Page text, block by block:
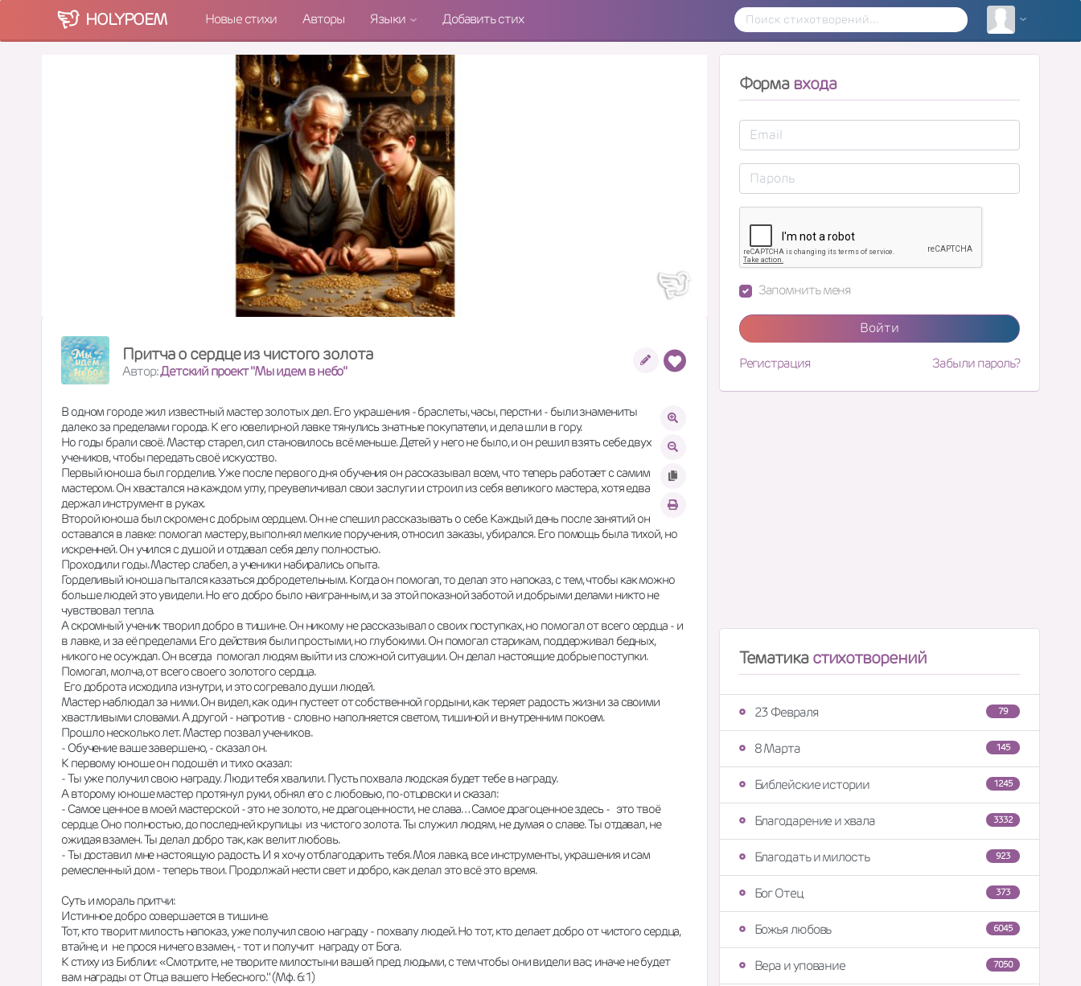
HOLYPOEM Новые стихи Авторы Языки Добавить стих
Притча о сердце из чистого золота
Автор:Детский проект "Мы идем в небо"
В одном городе жил известный мастер золотых дел. Его украшения - браслеты, часы, перстни - были знамениты
далеко за пределами города. К его ювелирной лавке тянулись знатные покупатели, и дела шли в гору.
Но годы брали своё. Мастер старел, сил становилось всё меньше. Детей у него не было, и он решил взять себе двух
учеников, чтобы передать своё искусство.
Первый юноша был горделив. Уже после первого дня обучения он рассказывал всем, что теперь работает с самим
мастером. Он хвастался на каждом углу, преувеличивал свои заслуги и строил из себя великого мастера, хотя едва
держал инструмент в руках.
Второй юноша был скромен с добрым сердцем. Он не спешил рассказывать о себе. Каждый день после занятий он
оставался в лавке: помогал мастеру, выполнял мелкие поручения, относил заказы, убирался. Его помощь была тихой, но
искренней. Он учился с душой и отдавал себя делу полностью.
Проходили годы. Мастер слабел, а ученики набирались опыта.
Горделивый юноша пытался казаться добродетельным. Когда он помогал, то делал это напоказ, с тем, чтобы как можно
больше людей это увидели. Но его добро было наигранным, и за этой показной заботой и добрыми делами никто не
чувствовал тепла.
А скромный ученик творил добро в тишине. Он никому не рассказывал о своих поступках, но помогал от всего сердца - и
в лавке, и за её пределами. Его действия были простыми, но глубокими. Он помогал старикам, поддерживал бедных,
никого не осуждал. Он всегда  помогал людям выйти из сложной ситуации. Он делал настоящие добрые поступки.
Помогал, молча, от всего своего золотого сердца.
Его доброта исходила изнутри, и это согревало души людей.
Мастер наблюдал за ними. Он видел, как один пустеет от собственной гордыни, как теряет радость жизни за своими
хвастливыми словами. А другой - напротив - словно наполняется светом, тишиной и внутренним покоем.
Прошло несколько лет. Мастер позвал учеников.
- Обучение ваше завершено, - сказал он.
К первому юноше он подошёл и тихо сказал:
- Ты уже получил свою награду. Люди тебя хвалили. Пусть похвала людская будет тебе в награду.
А второму юноше мастер протянул руки, обнял его с любовью, по-отцовски и сказал:
- Самое ценное в моей мастерской - это не золото, не драгоценности, не слава… Самое драгоценное здесь -   это твоё
сердце. Оно полностью, до последней крупицы  из чистого золота. Ты служил людям, не думая о славе. Ты отдавал, не
ожидая взамен. Ты делал добро так, как велит любовь.
- Ты доставил мне настоящую радость. И я хочу отблагодарить тебя. Моя лавка, все инструменты, украшения и сам
ремесленный дом - теперь твои. Продолжай нести свет и добро, как делал это всё это время.
Суть и мораль притчи:
Истинное добро совершается в тишине.
Тот, кто творит милость напоказ, уже получил свою награду - похвалу людей. Но тот, кто делает добро от чистого сердца,
втайне, и  не прося ничего взамен, - тот и получит  награду от Бога.
К стиху из Библии: «Смотрите, не творите милостыни вашей пред людьми, с тем чтобы они видели вас; иначе не будет
вам награды от Отца вашего Небесного." (Мф. 6:1)
Форма входа
Запомнить меня
Войти
Регистрация Забыли пароль?
Тематикастихотворений
79
23 Февраля
145
8 Марта
1245
Библейские истории
3332
Благодарение и хвала
923
Благодать и милость
373
Бог Отец
6045
Божья любовь
7050
Вера и упование